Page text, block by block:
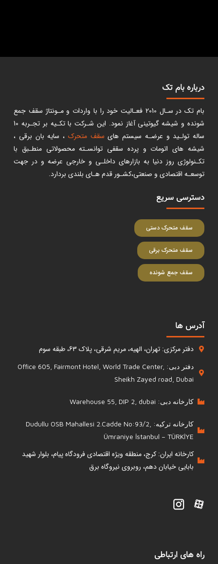
درباره بام تک
بام تک در سـال 2010 فعـالیت خود را با واردات و مـونتاژ سقف جمع
شونده و شیشه گیوتینی آغاز نمود. این شـرکت با تکـیه بر تجـربه 10
ساله تولـید و عرضـه سیستم های سقف متحرک ، سایه بان برقی ،
شیشه های اتومات و پرده سقفی توانسـته محصولاتی منطـبق با
تکـنولوژی روز دنیا به بازارهای داخلـی و خارجی عرضه و در جهت
توسعـه اقتصادی و صنعتی،کشـور قدم هـای بلندی بردارد.
دسترسی سریع
سقف متحرک دستی
سقف متحرک برقی
سقف جمع شونده
آدرس ها
دفتر مرکزی: تهران، الهیه، مریم شرقی، پلاک 63، طبقه سوم
دفتر دبی: Office 605, Fairmont Hotel, World Trade Center,
Sheikh Zayed road, Dubai
کارخانه دبی: Warehouse 55, DIP 2, dubai
کارخانه ترکیه: Dudullu OSB Mahallesi 2.Cadde No:93/2,
Ümraniye İstanbul – TÜRKİYE
کارخانه ایران: کرج، منطقه ویژه اقتصادی فرودگاه پیام، بلوار شهید
بابایی خیابان دهم، روبروی نیروگاه برق
راه های ارتباطی